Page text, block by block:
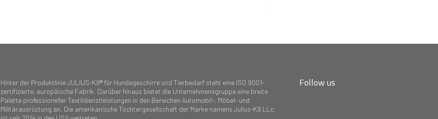
Hinter der Produktlinie JULIUS-K9® für Hundegeschirre und Tierbedarf steht eine ISO 9001-
zertifizierte, europäische Fabrik. Darüber hinaus bietet die Unternehmensgruppe eine breite
Palette professioneller Textildienstleistungen in den Bereichen Automobil-, Möbel- und
Militärausrüstung an. Die amerikanische Tochtergesellschaft der Marke namens Julius-K9 LLc.
Follow us